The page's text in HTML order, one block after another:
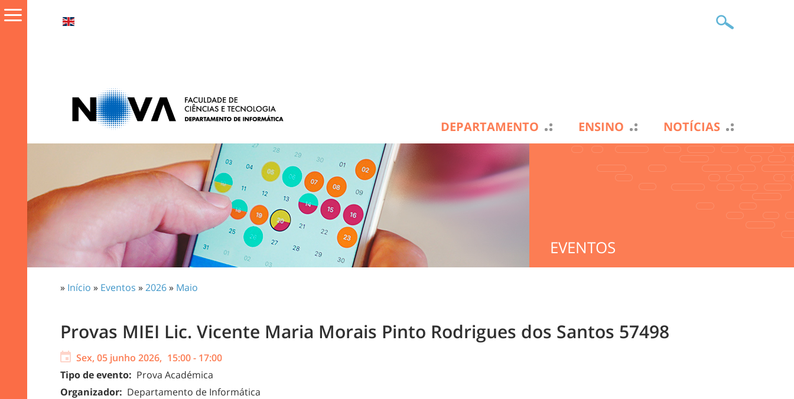
DEPARTAMENTO ENSINO NOTÍCIAS
EVENTOS
» Início » Eventos »2026» Maio
Provas MIEI Lic. Vicente Maria Morais Pinto Rodrigues dos Santos 57498
Sex, 05 junho 2026, 15:00- 17:00
Tipo de evento: Prova Académica
Organizador: Departamento de Informática